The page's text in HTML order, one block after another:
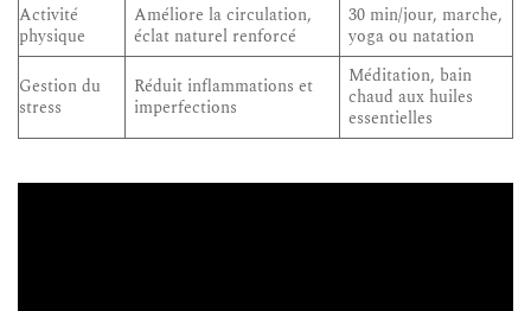
Activité
physique
Améliore la circulation,
éclat naturel renforcé
30 min/jour, marche,
yoga ou natation
Gestion du
stress
Réduit inflammations et
imperfections
Méditation, bain
chaud aux huiles
essentielles